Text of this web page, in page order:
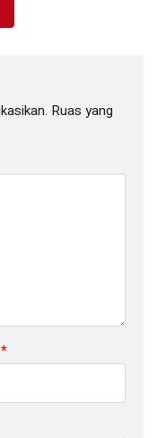
Ruas yang
*